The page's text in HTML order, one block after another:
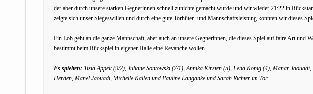
der aber durch unsere starken Gegnerinnen schnell zunichte gemacht wurde und wir wieder 21:22 in
zeigte sich unser Siegeswillen und durch eine gute Torhüter- und Mannschaftsleistung konnten wir dieses
Ein Lob geht an die ganze Mannschaft, aber auch an unsere Gegnerinnen, die dieses Spiel auf faire Art und
bestimmt beim Rückspiel in eigener Halle eine Revanche wollen…
Es spielten: Tizia Appelt (9/2), Juliane Sontowski (7/1), Annika Kirsten (5), Lena König (4), Manar
Herden, Manel Jaouadi, Michelle Kallen und Pauline Langanke und Sarah Richter im Tor.